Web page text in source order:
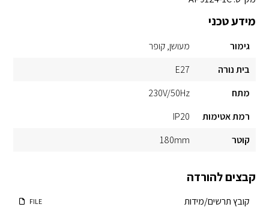
מידע טכני
גימור מעושן קופר
בית נורה
E27
מתח
230V/50Hz
רמת אטימות
IP20
קוטר
180mm
קבצים להורדה
קובץ תרשים/מידות FILE